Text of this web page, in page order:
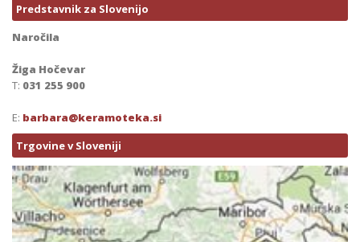
Predstavnik za Slovenijo
Naročila
Žiga Hočevar
T: 031 255 900
E: barbara@keramoteka.si
Trgovine v Sloveniji